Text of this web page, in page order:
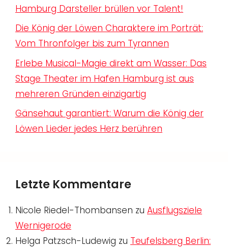
Hamburg Darsteller brüllen vor Talent!
Die König der Löwen Charaktere im Porträt:
Vom Thronfolger bis zum Tyrannen
Erlebe Musical-Magie direkt am Wasser: Das
Stage Theater im Hafen Hamburg ist aus
mehreren Gründen einzigartig
Gänsehaut garantiert: Warum die König der
Löwen Lieder jedes Herz berühren
Letzte Kommentare
Nicole Riedel-Thombansen zu Ausflugsziele
Wernigerode
Helga Patzsch-Ludewig zu Teufelsberg Berlin: